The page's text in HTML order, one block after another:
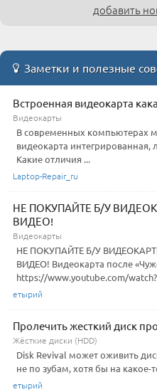
добавить
Заметки и полезные
Встроенная видеокарта
Видеокарты
В современных компьютерах
видеокарта интегрированная,
Какие отличия ...
Laptop-Repair_ru
НЕ ПОКУПАЙТЕ Б/У
ВИДЕО!
Видеокарты
НЕ ПОКУПАЙТЕ Б/У
ВИДЕО! Видеокарта после
https://www.youtube.com/
етырий
Пролечить жесткий диск
Жёсткие диски (HDD)
Disk Revival может оживить
не по зубам, хотя бы на какое-
етырий